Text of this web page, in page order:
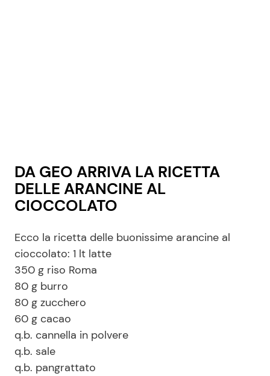
Disclaimer e Privacy
Redazione
Pubblicità
Privacy Policy
DA GEO ARRIVA LA RICETTA
DELLE ARANCINE AL
CIOCCOLATO
Ecco la ricetta delle buonissime arancine al
cioccolato: 1 lt latte
350 g riso Roma
80 g burro
80 g zucchero
60 g cacao
q.b. cannella in polvere
q.b. sale
q.b. pangrattato